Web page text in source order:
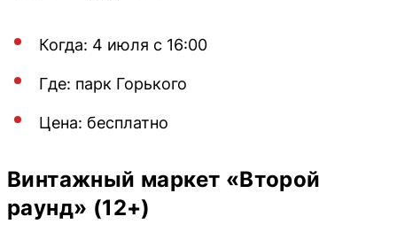
Когда: 4 июля с 16:00
Где: парк Горького
Цена: бесплатно
Винтажный маркет «Второй
раунд» (12+)